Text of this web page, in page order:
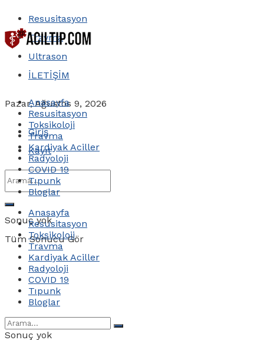
Resusitasyon
Travma
Ultrason
İLETİŞİM
Pazar, Ağustos 9, 2026
Giriş
Kayıt
Sonuç yok
Tüm Sonucu Gör
Anasayfa
Resusitasyon
Toksikoloji
Travma
Kardiyak Aciller
Radyoloji
COVID 19
Tıpunk
Bloglar
Anasayfa
Resusitasyon
Toksikoloji
Travma
Kardiyak Aciller
Radyoloji
COVID 19
Tıpunk
Bloglar
Sonuç yok